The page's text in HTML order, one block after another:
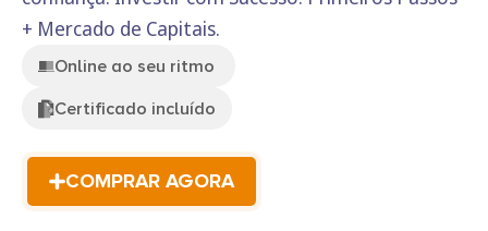
+ Mercado de Capitais.
Online ao seu ritmo
Certificado incluído
COMPRAR AGORA